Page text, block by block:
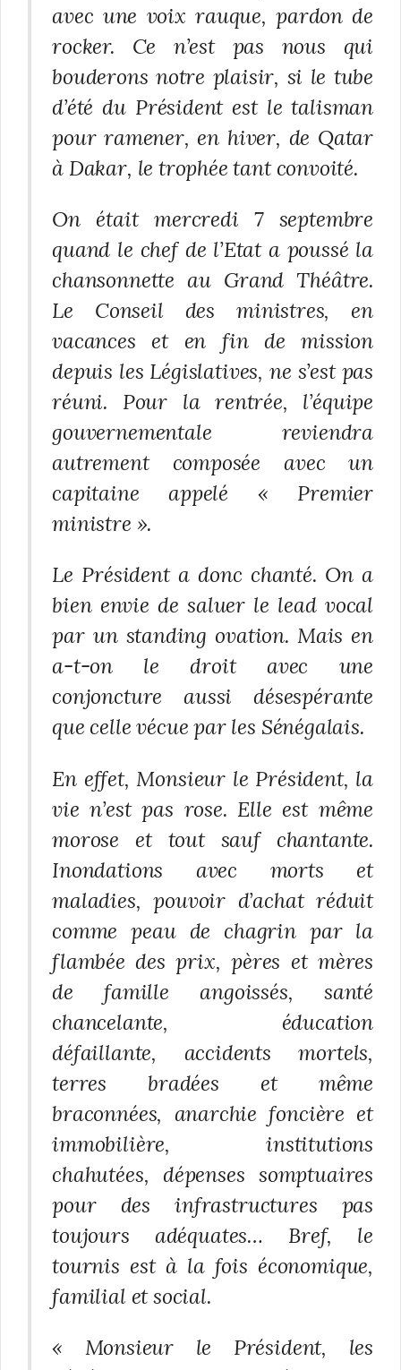
avec une voix rauque, pardon de
rocker. Ce n’est pas nous qui
bouderons notre plaisir, si le tube
d’été du Président est le talisman
pour ramener, en hiver, de Qatar
à Dakar, le trophée tant convoité.
On était mercredi 7 septembre
quand le chef de l’Etat a poussé la
chansonnette au Grand Théâtre.
Le Conseil des ministres, en
vacances et en fin de mission
depuis les Législatives, ne s’est pas
réuni. Pour la rentrée, l’équipe
gouvernementale reviendra
autrement composée avec un
capitaine appelé « Premier
ministre ».
Le Président a donc chanté. On a
bien envie de saluer le lead vocal
par un standing ovation. Mais en
a-t-on le droit avec une
conjoncture aussi désespérante
que celle vécue par les Sénégalais.
En effet, Monsieur le Président, la
vie n’est pas rose. Elle est même
morose et tout sauf chantante.
Inondations avec morts et
maladies, pouvoir d’achat réduit
comme peau de chagrin par la
flambée des prix, pères et mères
de famille angoissés, santé
chancelante, éducation
défaillante, accidents mortels,
terres bradées et même
braconnées, anarchie foncière et
immobilière, institutions
chahutées, dépenses somptuaires
pour des infrastructures pas
toujours adéquates… Bref, le
tournis est à la fois économique,
familial et social.
« Monsieur le Président, les